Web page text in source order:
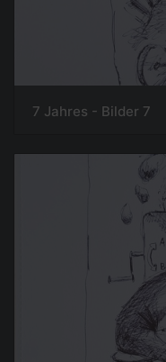
7 Jahres - Bilder 7